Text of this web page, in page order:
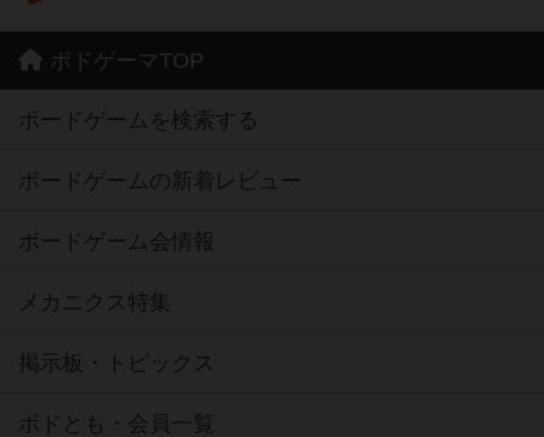
ボドゲーマTOP
ボードゲームを検索する
ボードゲームの新着レビュー
ボードゲーム会情報
メカニクス特集
掲示板・トピックス
ボドとも・会員一覧